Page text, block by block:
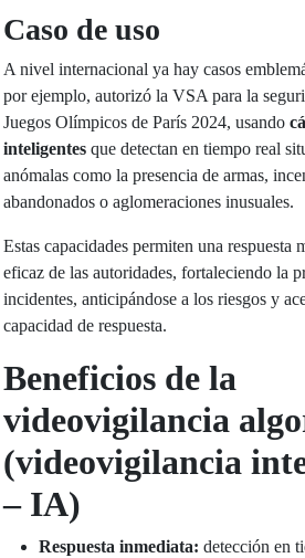
Caso de uso
A nivel internacional ya hay casos
por ejemplo, autorizó la VSA para la
Juegos Olímpicos de París 2024, usando
inteligentes que detectan en tiempo real
anómalas como la presencia de armas,
abandonados o aglomeraciones inusuales.
Estas capacidades permiten una respuesta
eficaz de las autoridades, fortaleciendo la
incidentes, anticipándose a los riesgos y
capacidad de respuesta.
Beneficios de la
videovigilancia
(videovigilancia
– IA)
Respuesta inmediata: detección en